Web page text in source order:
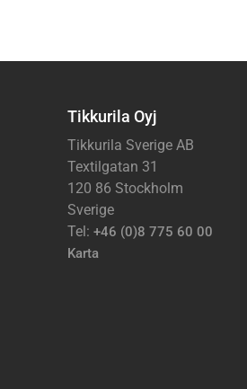
Tikkurila Oyj
Tikkurila Sverige AB
Textilgatan 31
120 86 Stockholm
Sverige
Tel: +46 (0)8 775 60 00
Karta